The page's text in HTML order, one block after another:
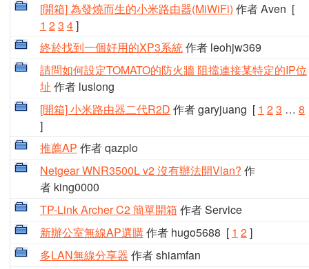
[開箱] 為發燒而生的小米路由器(MiWiFi) 作者 Aven [
1 23 4]
終於找到一個好用的XP3系統作者 leohjw369
請問如何設定TOMATO的防火牆 阻擋連接某特定的IP位
址 作者 luslong
[開箱] 小米路由器二代R2D 作者 garyjuang [ 1 23 … 8
]
推薦AP 作者 qazplo
Netgear WNR3500L v2 沒有辦法開Vlan? 作
者 king0000
TP-Link Archer C2 簡單開箱 作者 Service
新辦公室無線AP選購作者 hugo5688 [ 1 2]
多LAN無線分享器 作者 shiamfan